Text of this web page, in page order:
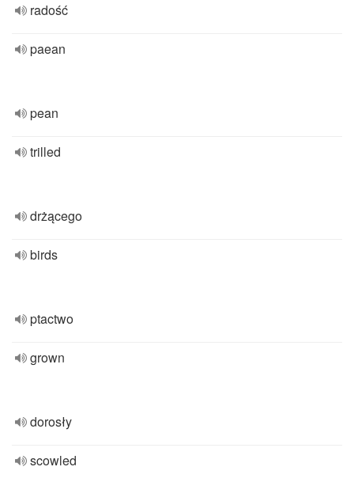
radość
paean
pean
trilled
drżącego
birds
ptactwo
grown
dorosły
scowled